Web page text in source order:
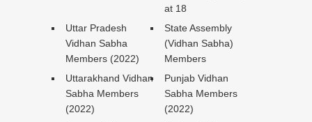
at 18
Uttar Pradesh
Vidhan Sabha
Members (2022)
State Assembly
(Vidhan Sabha)
Members
Uttarakhand Vidhan
Sabha Members
(2022)
Punjab Vidhan
Sabha Members
(2022)